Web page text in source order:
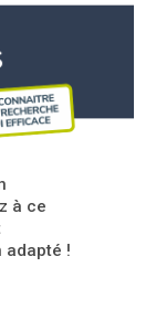
à ce
!